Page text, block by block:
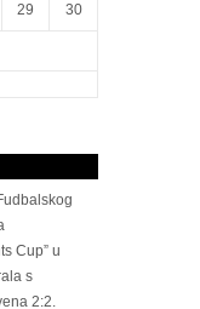
29 30
Cup” u
s
2:2.